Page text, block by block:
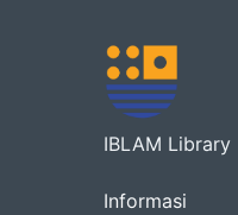
IBLAM Library
Informasi